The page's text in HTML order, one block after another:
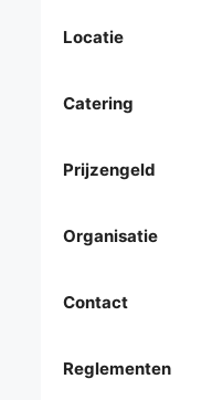
Locatie
Catering
Prijzengeld
Organisatie
Contact
Reglementen